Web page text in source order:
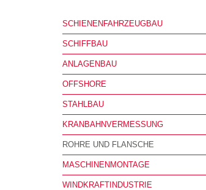
SCHIENENFAHRZEUGBAU
SCHIFFBAU
ANLAGENBAU
OFFSHORE
STAHLBAU
KRANBAHNVERMESSUNG
ROHRE UND FLANSCHE
MASCHINENMONTAGE
WINDKRAFTINDUSTRIE